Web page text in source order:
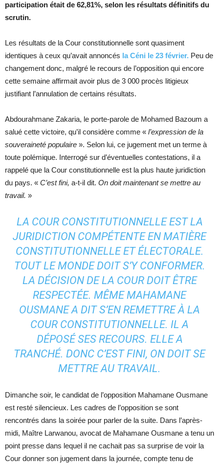
participation était de 62,81%, selon les résultats définitifs du
scrutin.
Les résultats de la Cour constitutionnelle sont quasiment
identiques à ceux qu’avait annoncés la Céni le 23 février. Peu de
changement donc, malgré le recours de l’opposition qui encore
cette semaine affirmait avoir plus de 3 000 procès litigieux
justifiant l’annulation de certains résultats.
Abdourahmane Zakaria, le porte-parole de Mohamed Bazoum a
salué cette victoire, qu’il considère comme « l’expression de la
souveraineté populaire ». Selon lui, ce jugement met un terme à
toute polémique. Interrogé sur d’éventuelles contestations, il a
rappelé que la Cour constitutionnelle est la plus haute juridiction
du pays. « C’est fini, a-t-il dit. On doit maintenant se mettre au
travail. »
LA COUR CONSTITUTIONNELLE EST LA
JURIDICTION COMPÉTENTE EN MATIÈRE
CONSTITUTIONNELLE ET ÉLECTORALE.
TOUT LE MONDE DOIT S’Y CONFORMER.
LA DÉCISION DE LA COUR DOIT ÊTRE
RESPECTÉE. MÊME MAHAMANE
OUSMANE A DIT S’EN REMETTRE À LA
COUR CONSTITUTIONNELLE. IL A
DÉPOSÉ SES RECOURS. ELLE A
TRANCHÉ. DONC C’EST FINI, ON DOIT SE
METTRE AU TRAVAIL.
Dimanche soir, le candidat de l’opposition Mahamane Ousmane
est resté silencieux. Les cadres de l’opposition se sont
rencontrés dans la soirée pour parler de la suite. Dans l’après-
midi, Maître Larwanou, avocat de Mahamane Ousmane a tenu un
point presse dans lequel il ne cachait pas sa surprise de voir la
Cour donner son jugement dans la journée, compte tenu de